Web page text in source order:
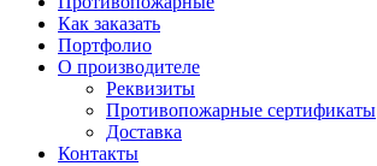
Как заказать
Портфолио
О производителе
Реквизиты
Противопожарные сертификаты
Доставка
Контакты